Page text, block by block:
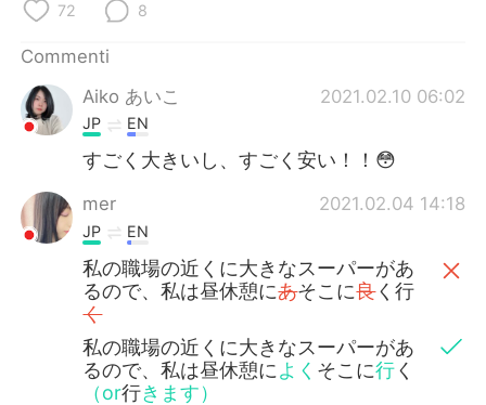
72 8
Commenti
Aiko あいこ
2021.02.10 06:02
JP EN
すごく大きいし、すごく安い！！😳
mer 2021.02.04 14:18
JP EN
私の職場の近くに大きなスーパーがあ
るので、私は昼休憩にあそこに良く行
く
私の職場の近くに大きなスーパーがあ
るので、私は昼休憩によく そこに行く
（or行きます）